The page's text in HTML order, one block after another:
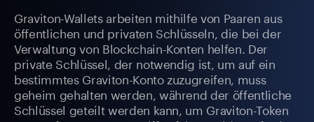
Graviton-Wallets arbeiten mithilfe von Paaren aus
öffentlichen und privaten Schlüsseln, die bei der
Verwaltung von Blockchain-Konten helfen. Der
private Schlüssel, der notwendig ist, um auf ein
bestimmtes Graviton-Konto zuzugreifen, muss
geheim gehalten werden, während der öffentliche
Schlüssel geteilt werden kann, um Graviton-Token